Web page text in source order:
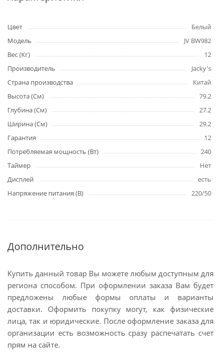
Цвет
Белый
Модель
JV BW982
Вес (Кг)
12
Производитель
Jacky's
Страна производства
Китай
Высота (См)
79.2
Глубина (См)
27.2
Ширина (См)
29.2
Гарантия
12
Потребляемая мощность (Вт)
240
Таймер
Нет
Дисплей
есть
Напряжение питания (В)
220/50
Дополнительно
Купить данный товар Вы можете любым доступным для
региона способом. При оформлении заказа Вам будет
предложены любые формы оплаты и варианты
доставки. Оформить покупку могут, как физические
лица, так и юридические. После оформление заказа для
организации есть возможность сразу распечатать счет
прям на сайте.